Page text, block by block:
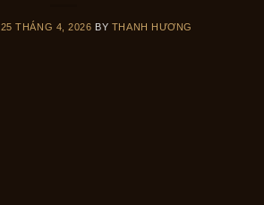
25 THÁNG 4, 2026 BY THANH HƯƠNG